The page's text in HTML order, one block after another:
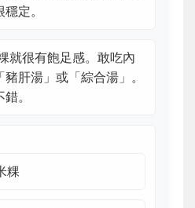
定。
就很有飽足感。敢吃內
肝湯」或「綜合湯」。
。
粿